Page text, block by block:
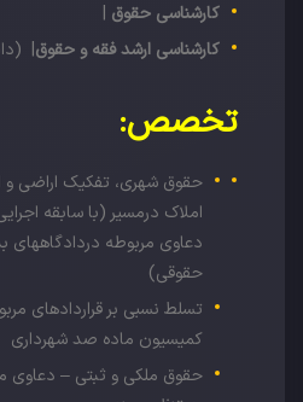
کارشناسی حقوق |
کارشناسی ارشد فقه و حقوق|
تخصص:
حقوق شهری، تفکیک اراضی و
دعاوی مربوطه دردادگاههای
حقوقی)
تسلط نسبی بر قراردادهای
کمیسیون ماده صد شهرداری
حقوق ملکی و ثبتی – دعاوی